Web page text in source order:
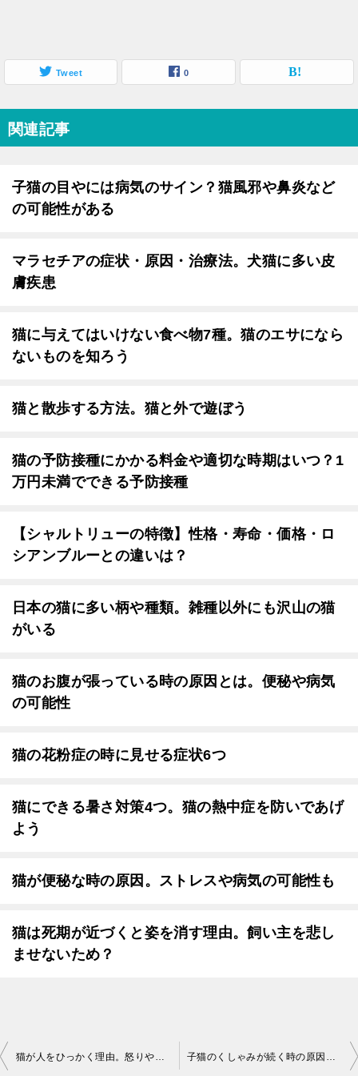
Tweet 0
関連記事
子猫の目やには病気のサイン？猫風邪や鼻炎など
の可能性がある
マラセチアの症状・原因・治療法。犬猫に多い皮
膚疾患
猫に与えてはいけない食べ物7種。猫のエサになら
ないものを知ろう
猫と散歩する方法。猫と外で遊ぼう
猫の予防接種にかかる料金や適切な時期はいつ？1
万円未満でできる予防接種
【シャルトリューの特徴】性格・寿命・価格・ロ
シアンブルーとの違いは？
日本の猫に多い柄や種類。雑種以外にも沢山の猫
がいる
猫のお腹が張っている時の原因とは。便秘や病気
の可能性
猫の花粉症の時に見せる症状6つ
猫にできる暑さ対策4つ。猫の熱中症を防いであげ
よう
猫が便秘な時の原因。ストレスや病気の可能性も
猫は死期が近づくと姿を消す理由。飼い主を悲し
ませないため？
投
猫が人をひっかく理由。怒りやパニック状態からじゃれているだけのことも 子猫のくしゃみが続く時の原因。鼻炎や副鼻腔炎からウイルス性気管炎の可能性も